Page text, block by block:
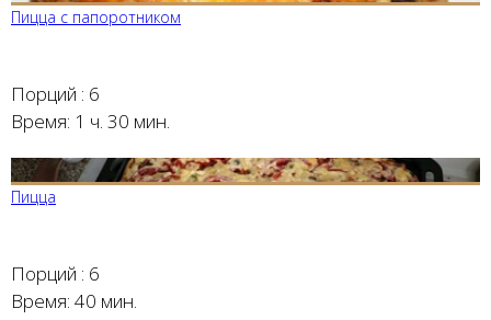
Пицца с папоротником
Порций : 6
Время: 1 ч. 30 мин.
Пицца
Порций : 6
Время: 40 мин.